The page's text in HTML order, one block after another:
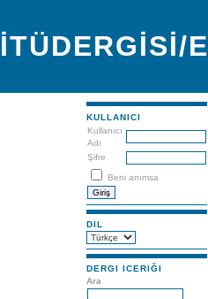
İTÜDERGİSİ/E
KULLANICI
Kullanıcı
Adı
Şifre
Beni anımsa
DIL
DERGI ICERIĞI
Ara